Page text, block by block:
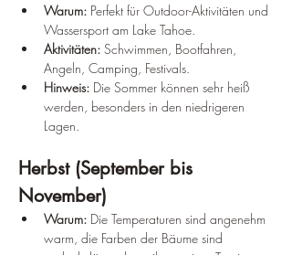
Warum: Perfekt für Outdoor-Aktivitäten und
Wassersport am Lake Tahoe.
Aktivitäten: Schwimmen, Bootfahren,
Angeln, Camping, Festivals.
Hinweis: Die Sommer können sehr heiß
werden, besonders in den niedrigeren
Lagen.
Herbst (September bis
November)
Warum: Die Temperaturen sind angenehm
warm, die Farben der Bäume sind